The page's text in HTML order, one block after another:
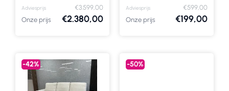
Adviesprijs
€3.599,00
Onze prijs
€2.380,00
Adviesprijs
€599,00
Onze prijs
€199,00
-42% -50%